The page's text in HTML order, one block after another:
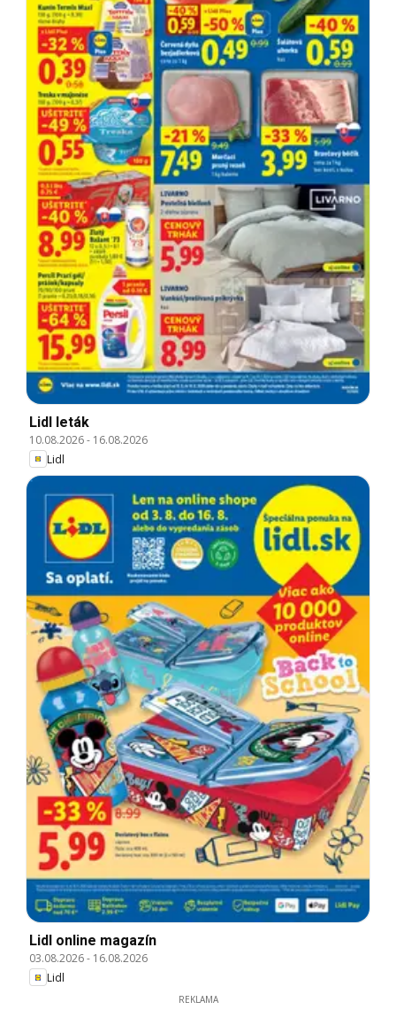
Lidl leták
10.08.2026- 16.08.2026
Lidl
Lidl online magazín
03.08.2026- 16.08.2026
Lidl
REKLAMA